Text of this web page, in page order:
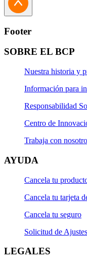
Footer
SOBRE EL BCP
Nuestra historia y
Información para
Responsabilidad
Centro de
Trabaja con
AYUDA
Cancela tu
Cancela tu tarjeta
Cancela tu seguro
Solicitud de
LEGALES